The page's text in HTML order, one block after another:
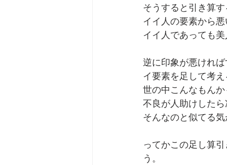
そうすると引き算
イイ人の要素から
イイ人であっても
逆に印象が悪けれ
イ要素を足して考
世の中こんなもん
不良が人助けした
そんなのと似てる
ってかこの足し算
う。